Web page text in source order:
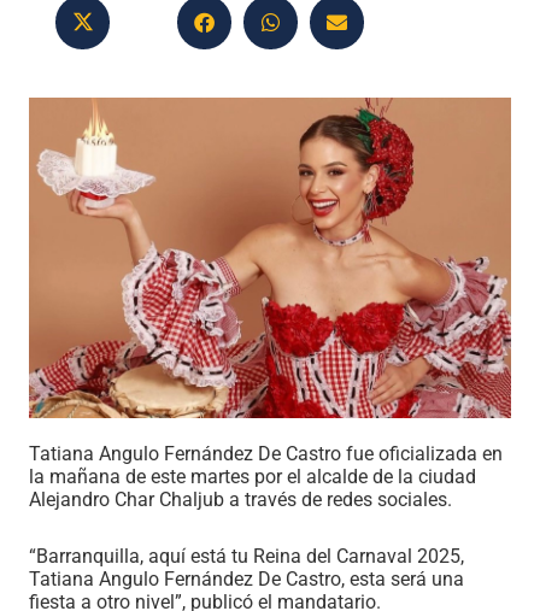
Tatiana Angulo Fernández De Castro fue oficializada en
la mañana de este martes por el alcalde de la ciudad
Alejandro Char Chaljub a través de redes sociales.
“Barranquilla, aquí está tu Reina del Carnaval 2025,
Tatiana Angulo Fernández De Castro, esta será una
fiesta a otro nivel”, publicó el mandatario.